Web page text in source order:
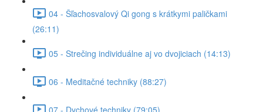
04 - Šľachosvalový Qi gong s krátkymi paličkami
(26:11)
05 - Strečing individuálne aj vo dvojiciach (14:13)
06 - Meditačné techniky (88:27)
07 - Dychové techniky (79:05)